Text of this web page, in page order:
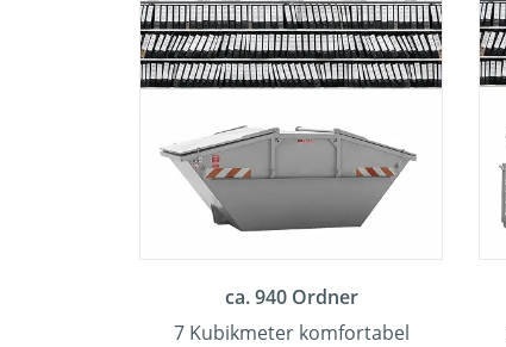
ca. 940 Ordner
7 Kubikmeter komfortabel